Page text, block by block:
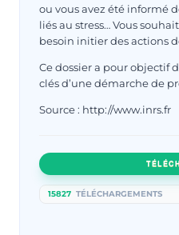
ou vous avez été informé
liés au stress… Vous
besoin initier des actions
Ce dossier a pour objectif
clés d’une démarche de
Source : http://www.inrs.fr
15827 TÉLÉCHARGEMENTS